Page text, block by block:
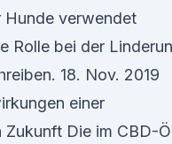
Hunde verwendet
Rolle bei der
18. Nov. 2019
einer
Zukunft Die im CBD-